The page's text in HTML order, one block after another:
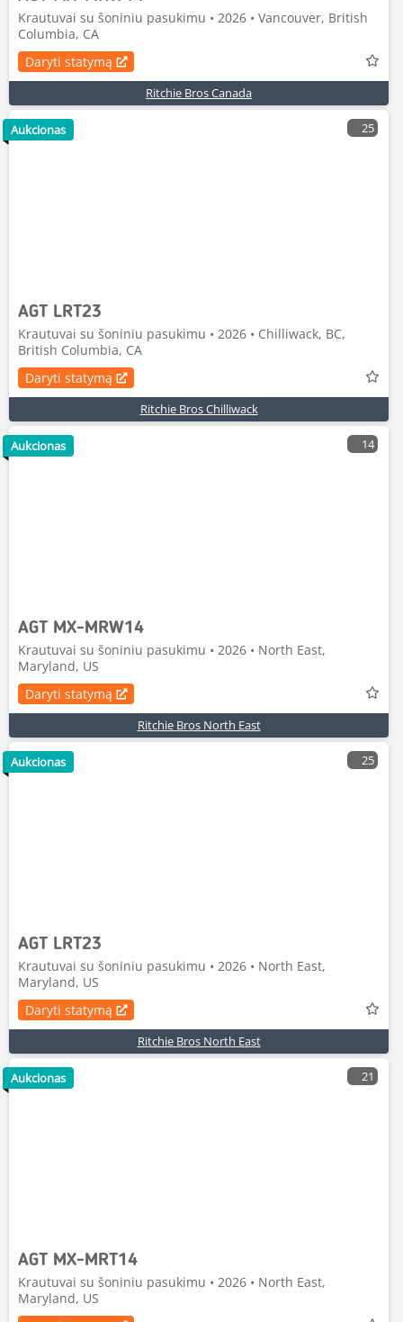
Krautuvai su šoniniu pasukimu • 2026 • Vancouver, British
Columbia, CA
Daryti statymą
Ritchie Bros Canada
25
AGT LRT23
Krautuvai su šoniniu pasukimu • 2026 • Chilliwack, BC,
British Columbia, CA
Daryti statymą
Ritchie Bros Chilliwack
Aukcionas
14
AGT MX-MRW14
Krautuvai su šoniniu pasukimu • 2026 • North East,
Maryland, US
Daryti statymą
Ritchie Bros North East
Aukcionas
25
AGT LRT23
Krautuvai su šoniniu pasukimu • 2026 • North East,
Maryland, US
Daryti statymą
Ritchie Bros North East
Aukcionas
21
AGT MX-MRT14
Krautuvai su šoniniu pasukimu • 2026 • North East,
Maryland, US
Aukcionas